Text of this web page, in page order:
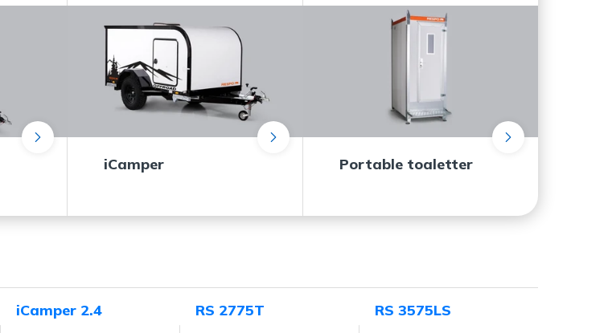
iCamper Portable toaletter
iCamper 2.4 RS 2775T RS 3575LS